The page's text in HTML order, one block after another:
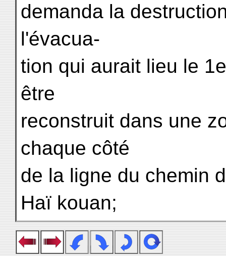
demanda la
l'évacua-
tion qui aurait lieu le
être
reconstruit dans une
chaque côté
de la ligne du chemin
Haï kouan;